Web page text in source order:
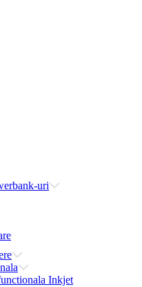
uri
Inkjet